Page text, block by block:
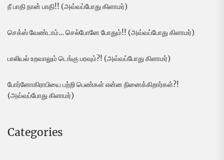
நீ பாதி நான் பாதி!! (அவ்வப்போது கிளாமர்)
செக்ஸ் வேண்டாம்… செல்போனே போதும்!! (அவ்வப்போது கிளாமர்)
பாலியல் உறவாலும் டெங்கு பரவும்?! (அவ்வப்போது கிளாமர்)
போர்னோகிராபியை பற்றி பெண்கள் என்ன நினைக்கிறார்கள்?!
(அவ்வப்போது கிளாமர்)
Categories